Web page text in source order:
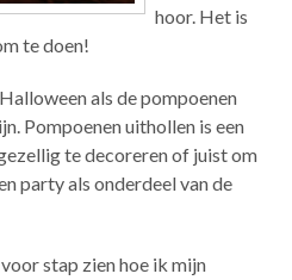
hoor. Het is
te doen!
als de pompoenen
Pompoenen uithollen is een
te decoreren of juist om
party als onderdeel van de
stap zien hoe ik mijn